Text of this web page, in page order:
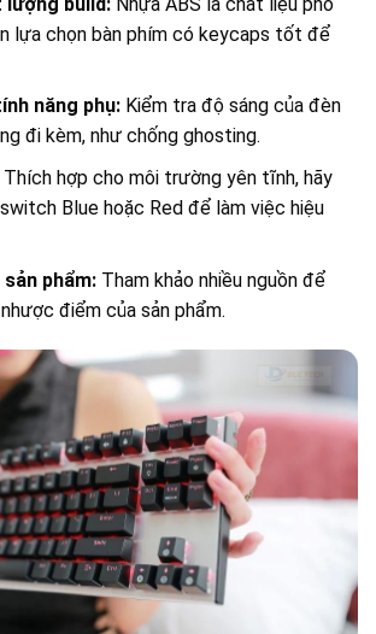
lựa chọn bàn phím có keycaps tốt để
năng phụ:Kiểm tra độ sáng của đèn
đi kèm, như chống ghosting.
hợp cho môi trường yên tĩnh, hãy
Blue hoặc Red để làm việc hiệu
phẩm:Tham khảo nhiều nguồn để
điểm của sản phẩm.